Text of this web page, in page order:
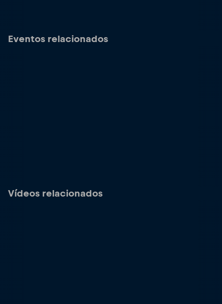
Eventos relacionados
Vídeos relacionados